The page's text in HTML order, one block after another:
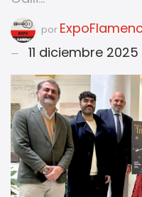
por
11 diciembre 2025